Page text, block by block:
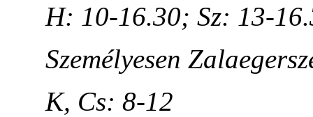
H: 10-16.30; Sz: 13-
Személyesen
K, Cs: 8-12